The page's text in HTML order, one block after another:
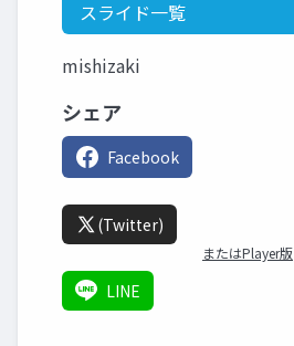
スライド一覧
mishizaki
シェア
Facebook
(Twitter)
またはPlayer版
LINE